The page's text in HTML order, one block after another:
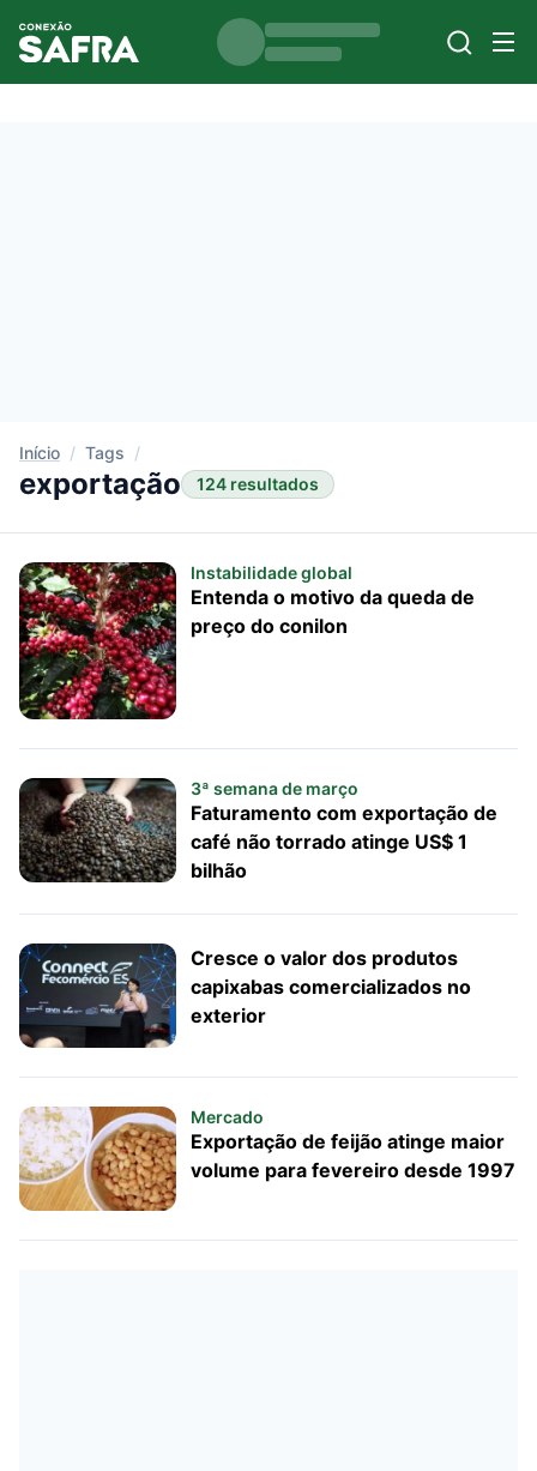
Início / Tags /
exportação 124 resultados
Instabilidade global
Entenda o motivo da queda de
preço do conilon
3ª semana de março
Faturamento com exportação de
café não torrado atinge US$ 1
bilhão
Cresce o valor dos produtos
capixabas comercializados no
exterior
Mercado
Exportação de feijão atinge maior
volume para fevereiro desde 1997